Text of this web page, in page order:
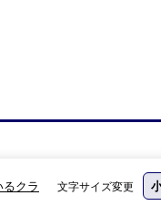
文字サイズ変更
クラ